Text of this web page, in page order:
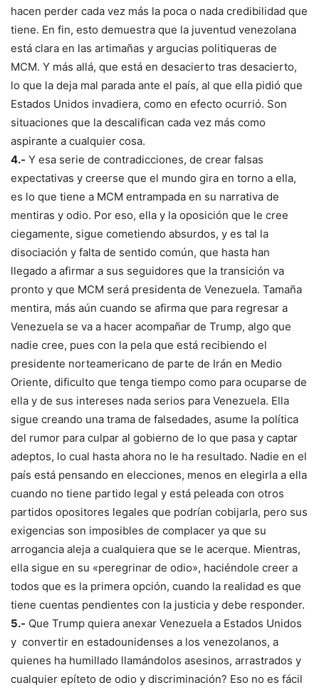
hacen perder cada vez más la poca o nada credibilidad que
tiene. En fin, esto demuestra que la juventud venezolana
está clara en las artimañas y argucias politiqueras de
MCM. Y más allá, que está en desacierto tras desacierto,
lo que la deja mal parada ante el país, al que ella pidió que
Estados Unidos invadiera, como en efecto ocurrió. Son
situaciones que la descalifican cada vez más como
aspirante a cualquier cosa.
4.- Y esa serie de contradicciones, de crear falsas
expectativas y creerse que el mundo gira en torno a ella,
es lo que tiene a MCM entrampada en su narrativa de
mentiras y odio. Por eso, ella y la oposición que le cree
ciegamente, sigue cometiendo absurdos, y es tal la
disociación y falta de sentido común, que hasta han
llegado a afirmar a sus seguidores que la transición va
pronto y que MCM será presidenta de Venezuela. Tamaña
mentira, más aún cuando se afirma que para regresar a
Venezuela se va a hacer acompañar de Trump, algo que
nadie cree, pues con la pela que está recibiendo el
presidente norteamericano de parte de Irán en Medio
Oriente, dificulto que tenga tiempo como para ocuparse de
ella y de sus intereses nada serios para Venezuela. Ella
sigue creando una trama de falsedades, asume la política
del rumor para culpar al gobierno de lo que pasa y captar
adeptos, lo cual hasta ahora no le ha resultado. Nadie en el
país está pensando en elecciones, menos en elegirla a ella
cuando no tiene partido legal y está peleada con otros
partidos opositores legales que podrían cobijarla, pero sus
exigencias son imposibles de complacer ya que su
arrogancia aleja a cualquiera que se le acerque. Mientras,
ella sigue en su «peregrinar de odio», haciéndole creer a
todos que es la primera opción, cuando la realidad es que
tiene cuentas pendientes con la justicia y debe responder.
5.- Que Trump quiera anexar Venezuela a Estados Unidos
y convertir en estadounidenses a los venezolanos, a
quienes ha humillado llamándolos asesinos, arrastrados y
cualquier epíteto de odio y discriminación? Eso no es fácil